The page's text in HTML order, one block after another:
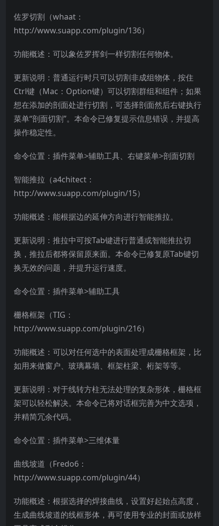
佐罗切割（whaat：
http://www.suapp.com/plugin/136）
功能概述：可以象佐罗挥剑一样切割任何物体。
更新说明：普通运行时只可以切割非成组物体，按住
Ctrl键（Mac：Option键）可以切割群组和组件；如果
想在添加的剖面处进行切割，可选择剖面然后右键执行
菜单“剖面切割”。本命令已修复提示信息错误，并提高
操作稳定性。
命令位置：插件菜单>辅助工具、右键菜单>剖面切割
智能推拉（a4chitect：
http://www.suapp.com/plugin/15）
功能概述：能根据边的延伸方向进行智能推拉。
更新说明：推拉中可按Tab键进行普通或智能推拉切
换，推拉后都将保留原来面。本命令已修复原Tab键切
换无效的问题，并提升运行速度。
命令位置：插件菜单>辅助工具
栅格框架（TIG：
http://www.suapp.com/plugin/216）
功能概述：可以对任何选中的表面处理成栅格框架，比
如用来做窗户、玻璃幕墙、框架柱梁、桁架等等。
更新说明：对于线转方柱无法处理的复杂形体，栅格框
架可以轻松解决。本命令已将对话框完善为中文选项，
并精简冗余代码。
命令位置：插件菜单>三维体量
曲线坡道（Fredo6：
http://www.suapp.com/plugin/44）
功能概述：根据选择的焊接曲线，设置好起始点高度，
生成曲线坡道的线框形体，再可使用专业的封面或放样